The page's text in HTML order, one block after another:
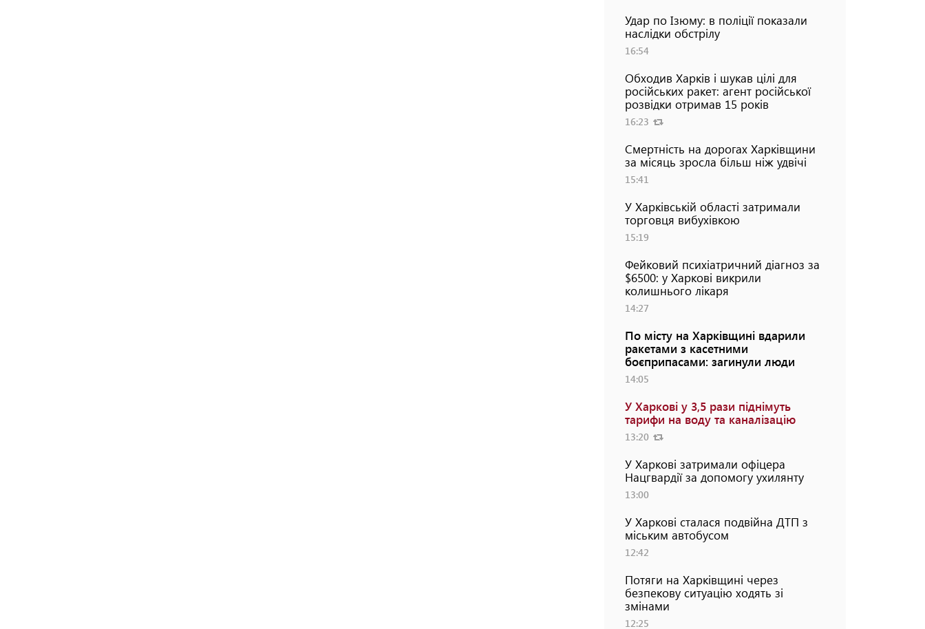
Удар по Ізюму: в поліції показали
наслідки обстрілу
16:54
Обходив Харків і шукав цілі для
російських ракет: агент російської
розвідки отримав 15 років
16:23
Смертність на дорогах Харківщини
за місяць зросла більш ніж удвічі
15:41
У Харківській області затримали
торговця вибухівкою
15:19
Фейковий психіатричний діагноз за
$6500: у Харкові викрили
колишнього лікаря
14:27
По місту на Харківщині вдарили
ракетами з касетними
боєприпасами: загинули люди
14:05
У Харкові у 3,5 рази піднімуть
тарифи на воду та каналізацію
13:20
У Харкові затримали офіцера
Нацгвардії за допомогу ухилянту
13:00
У Харкові сталася подвійна ДТП з
міським автобусом
12:42
Потяги на Харківщині через
безпекову ситуацію ходять зі
змінами
12:25